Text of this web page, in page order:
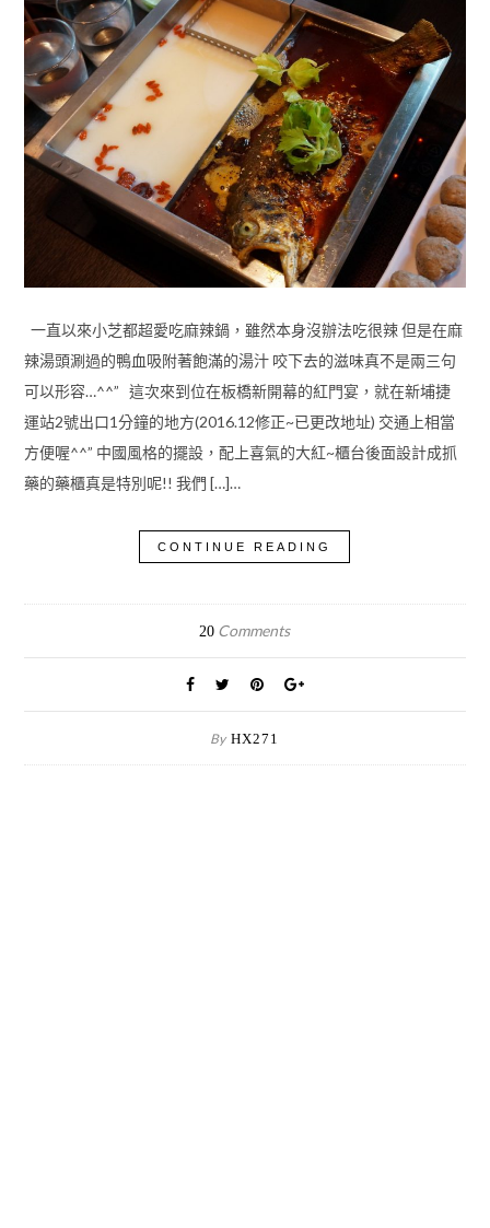
一直以來小芝都超愛吃麻辣鍋，雖然本身沒辦法吃很辣 但是在麻
辣湯頭涮過的鴨血吸附著飽滿的湯汁 咬下去的滋味真不是兩三句
可以形容…^^” 這次來到位在板橋新開幕的紅門宴，就在新埔捷
運站2號出口1分鐘的地方(2016.12修正~已更改地址) 交通上相當
方便喔^^” 中國風格的擺設，配上喜氣的大紅~櫃台後面設計成抓
藥的藥櫃真是特別呢!! 我們 […]…
CONTINUE READING
20 Comments
By HX271